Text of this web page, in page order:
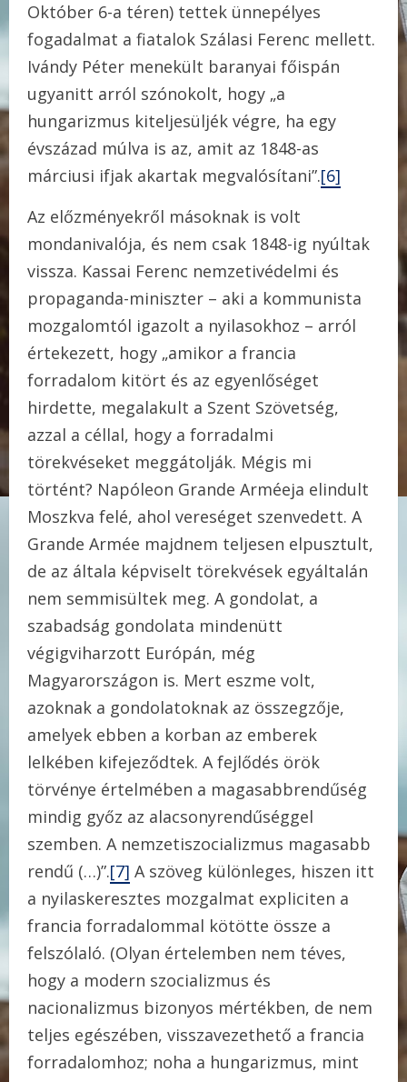
Október 6-a téren) tettek ünnepélyes
fogadalmat a fiatalok Szálasi Ferenc mellett.
Ivándy Péter menekült baranyai főispán
ugyanitt arról szónokolt, hogy „a
hungarizmus kiteljesüljék végre, ha egy
évszázad múlva is az, amit az 1848-as
márciusi ifjak akartak megvalósítani”.[6]
Az előzményekről másoknak is volt
mondanivalója, és nem csak 1848-ig nyúltak
vissza. Kassai Ferenc nemzetivédelmi és
propaganda-miniszter – aki a kommunista
mozgalomtól igazolt a nyilasokhoz – arról
értekezett, hogy „amikor a francia
forradalom kitört és az egyenlőséget
hirdette, megalakult a Szent Szövetség,
azzal a céllal, hogy a forradalmi
törekvéseket meggátolják. Mégis mi
történt? Napóleon Grande Arméeja elindult
Moszkva felé, ahol vereséget szenvedett. A
Grande Armée majdnem teljesen elpusztult,
de az általa képviselt törekvések egyáltalán
nem semmisültek meg. A gondolat, a
szabadság gondolata mindenütt
végigviharzott Európán, még
Magyarországon is. Mert eszme volt,
azoknak a gondolatoknak az összegzője,
amelyek ebben a korban az emberek
lelkében kifejeződtek. A fejlődés örök
törvénye értelmében a magasabbrendűség
mindig győz az alacsonyrendűséggel
szemben. A nemzetiszocializmus magasabb
rendű (…)”.[7] A szöveg különleges, hiszen itt
a nyilaskeresztes mozgalmat expliciten a
francia forradalommal kötötte össze a
felszólaló. (Olyan értelemben nem téves,
hogy a modern szocializmus és
nacionalizmus bizonyos mértékben, de nem
teljes egészében, visszavezethető a francia
forradalomhoz; noha a hungarizmus, mint